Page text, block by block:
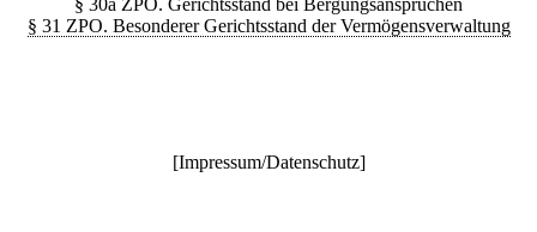
§ 30a ZPO. Gerichtsstand bei Bergungsansprüchen
§ 31 ZPO. Besonderer Gerichtsstand der Vermögensverwaltung
[Impressum/Datenschutz]